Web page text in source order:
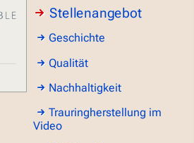
Stellenangebot
Geschichte
Qualität
Nachhaltigkeit
Trauringherstellung im
Video